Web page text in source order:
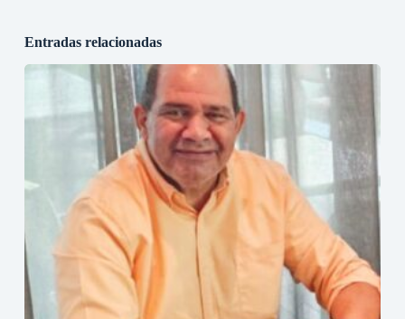
Entradas relacionadas